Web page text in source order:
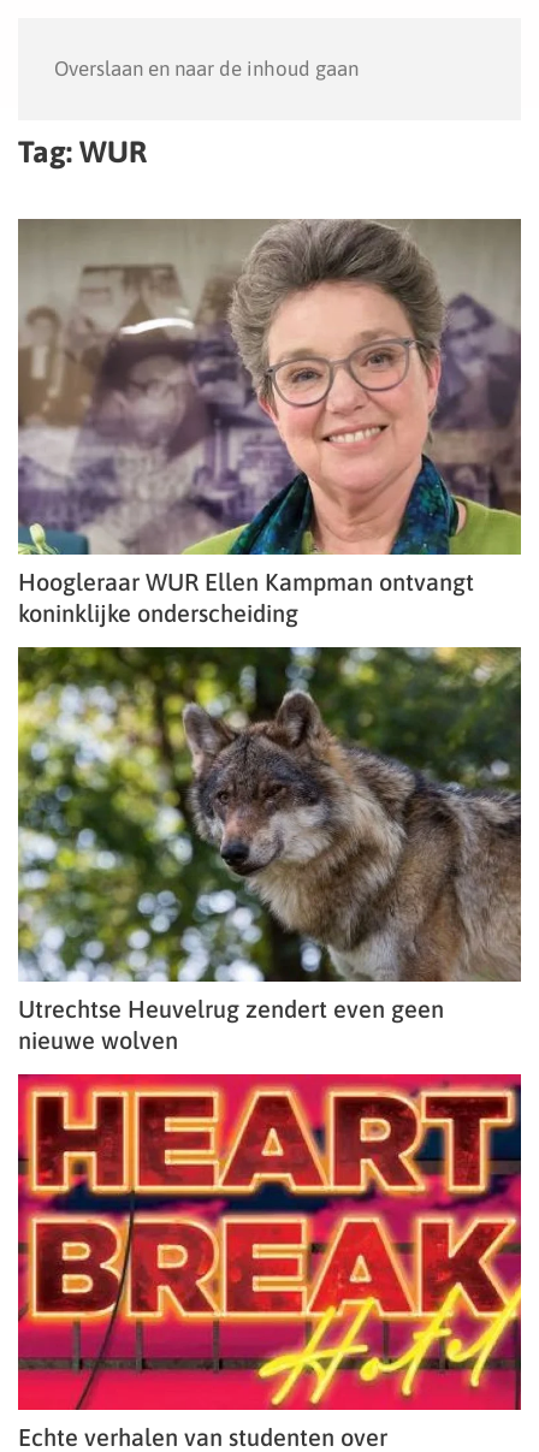
Overslaan en naar de inhoud gaan
Tag: WUR
Hoogleraar WUR Ellen Kampman ontvangt
koninklijke onderscheiding
Utrechtse Heuvelrug zendert even geen
nieuwe wolven
Echte verhalen van studenten over